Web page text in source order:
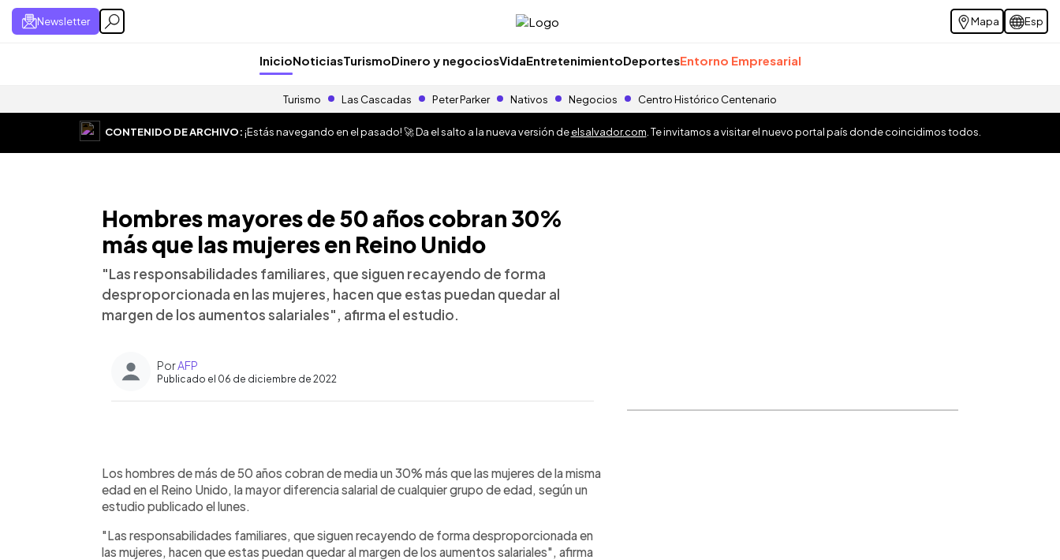
Newsletter Mapa Esp
InicioNoticiasTurismoDinero y negociosVidaEntretenimientoDeportesEntorno Empresarial
Turismo Las Cascadas Peter Parker Nativos Negocios Centro Histórico Centenario
CONTENIDO DE ARCHIVO:¡Estás navegando en el pasado! 🚀 Da el salto a la nueva versión deelsalvador.com . Te invitamos a visitar el nuevo portal país donde coincidimos todos.
Hombres mayores de 50 años cobran 30%
más que las mujeres en Reino Unido
"Las responsabilidades familiares, que siguen recayendo de forma
desproporcionada en las mujeres, hacen que estas puedan quedar al
margen de los aumentos salariales", afirma el estudio.
PorAFP
Publicado el 06 de diciembre de 2022
► Escuchar artículo
Los hombres de más de 50 años cobran de media un 30% más que las mujeres de la misma
edad en el Reino Unido, la mayor diferencia salarial de cualquier grupo de edad, según un
estudio publicado el lunes.
"Las responsabilidades familiares, que siguen recayendo de forma desproporcionada en
las mujeres, hacen que estas puedan quedar al margen de los aumentos salariales", afirma